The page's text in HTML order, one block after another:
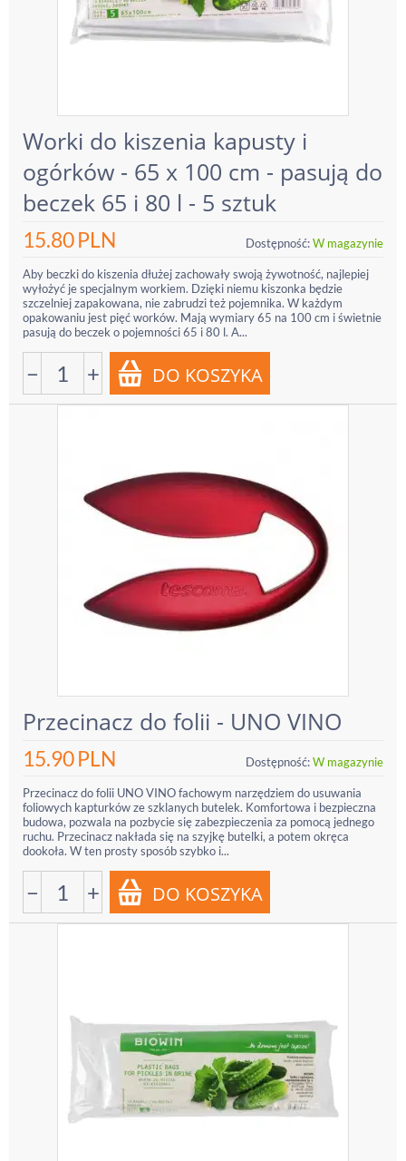
Worki do kiszenia kapusty i
ogórków - 65 x 100 cm - pasują do
beczek 65 i 80 l - 5 sztuk
15.80PLN Dostępność:W magazynie
Aby beczki do kiszenia dłużej zachowały swoją żywotność, najlepiej
wyłożyć je specjalnym workiem. Dzięki niemu kiszonka będzie
szczelniej zapakowana, nie zabrudzi też pojemnika. W każdym
opakowaniu jest pięć worków. Mają wymiary 65 na 100 cm i świetnie
pasują do beczek o pojemności 65 i 80 l. A...
− +
Przecinacz do folii - UNO VINO
15.90PLN Dostępność:W magazynie
Przecinacz do folii UNO VINO fachowym narzędziem do usuwania
foliowych kapturków ze szklanych butelek. Komfortowa i bezpieczna
budowa, pozwala na pozbycie się zabezpieczenia za pomocą jednego
ruchu. Przecinacz nakłada się na szyjkę butelki, a potem okręca
dookoła. W ten prosty sposób szybko i...
− +